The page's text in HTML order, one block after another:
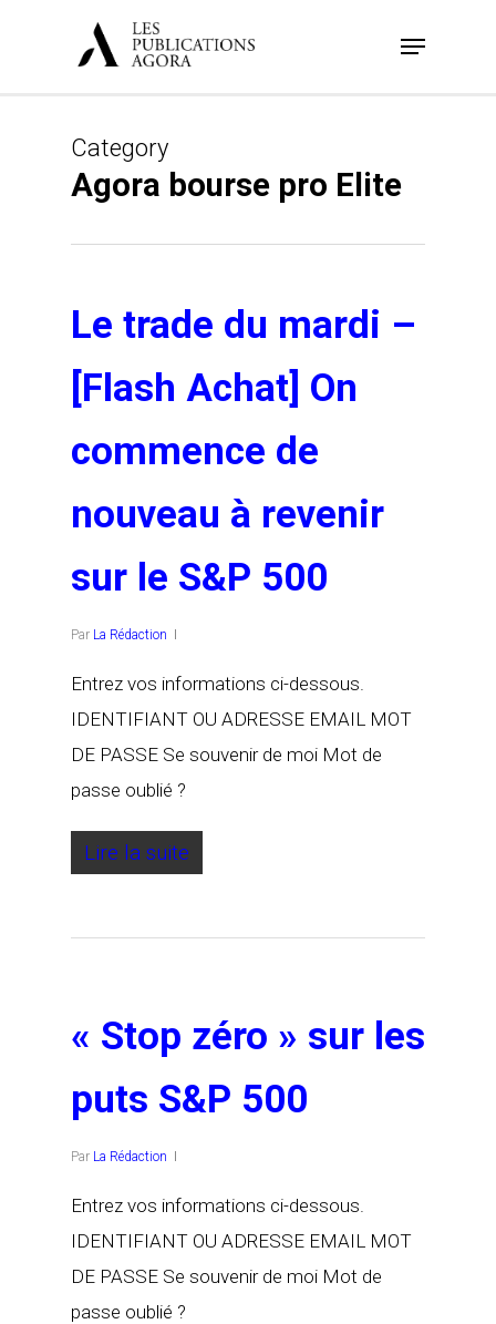
Menu
Category
Agora bourse pro Elite
Le trade du mardi –
[Flash Achat] On
commence de
nouveau à revenir
sur le S&P 500
Par La Rédaction
Entrez vos informations ci-dessous.
IDENTIFIANT OU ADRESSE EMAIL MOT
DE PASSE Se souvenir de moi Mot de
passe oublié ?
Lire la suite
« Stop zéro » sur les
puts S&P 500
Par La Rédaction
Entrez vos informations ci-dessous.
IDENTIFIANT OU ADRESSE EMAIL MOT
DE PASSE Se souvenir de moi Mot de
passe oublié ?